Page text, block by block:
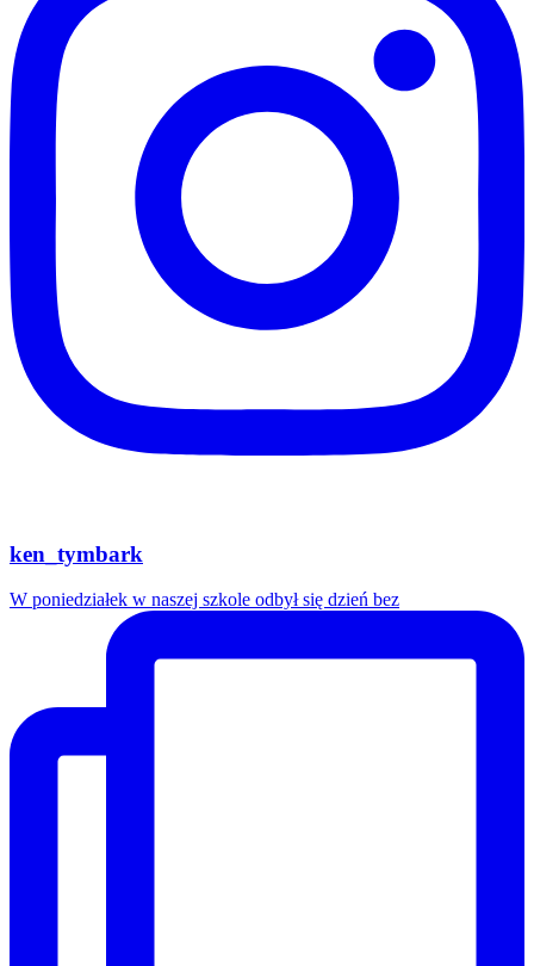
ken_tymbark
W poniedziałek w naszej szkole odbył się dzień bez